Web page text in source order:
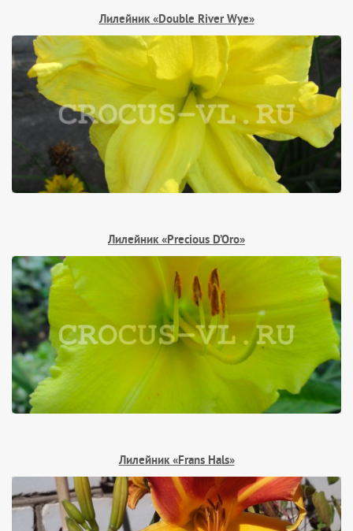
Лилейник «Double River Wye»
Лилейник «Precious D’Oro»
Лилейник «Frans Hals»